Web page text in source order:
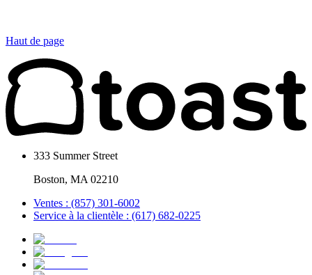
Haut de page
333 Summer Street
Boston, MA 02210
Ventes : (857) 301-6002
Service à la clientèle : (617) 682-0225